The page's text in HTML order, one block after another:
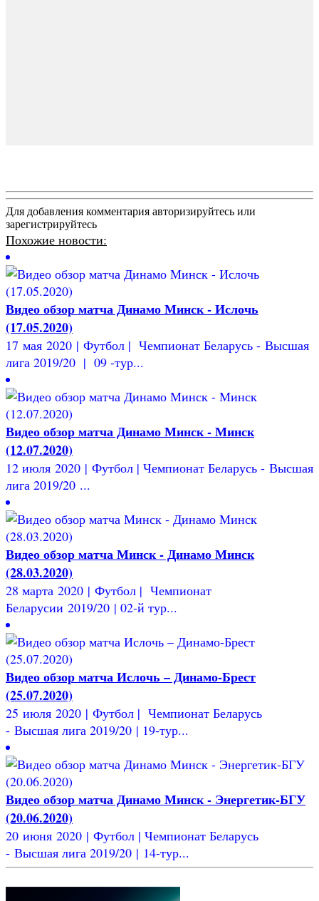
Для добавления комментария авторизируйтесь или
зарегистрируйтесь
Похожие новости:
Видео обзор матча Динамо Минск - Ислочь
(17.05.2020)
17 мая 2020 | Футбол | Чемпионат Беларусь - Высшая
лига 2019/20 | 09 -тур...
Видео обзор матча Динамо Минск - Минск
(12.07.2020)
12 июля 2020 | Футбол | Чемпионат Беларусь - Высшая
лига 2019/20 ...
Видео обзор матча Минск - Динамо Минск
(28.03.2020)
28 марта 2020 | Футбол | Чемпионат
Беларусии 2019/20 | 02-й тур...
Видео обзор матча Ислочь – Динамо-Брест
(25.07.2020)
25 июля 2020 | Футбол | Чемпионат Беларусь
- Высшая лига 2019/20 | 19-тур...
Видео обзор матча Динамо Минск - Энергетик-БГУ
(20.06.2020)
20 июня 2020 | Футбол | Чемпионат Беларусь
- Высшая лига 2019/20 | 14-тур...